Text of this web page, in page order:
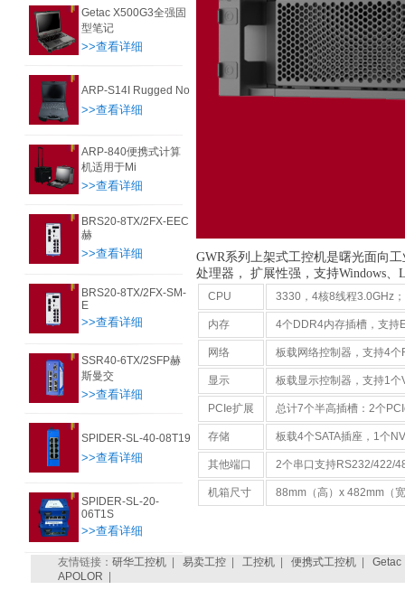
Getac X500G3全强固
型笔记
>>查看详细
ARP-S14I Rugged No
>>查看详细
ARP-840便携式计算
机适用于Mi
>>查看详细
BRS20-8TX/2FX-EEC
赫
>>查看详细
BRS20-8TX/2FX-SM-
E
>>查看详细
SSR40-6TX/2SFP赫
斯曼交
>>查看详细
SPIDER-SL-40-08T19
>>查看详细
SPIDER-SL-20-
06T1S
>>查看详细
GWR系列上架式工控机是曙光面向
处理器， 扩展性强，支持Windows
CPU 3330，4核8线程3.0GHz
内存 4个DDR4内存插槽，支持
网络 板载网络控制器，支持4个
显示 板载显示控制器，支持1
PCIe扩展 总计7个半高插槽：2个
存储 板载4个SATA插座，1个
其他端口 2个串口支持RS232/422/
机箱尺寸 88mm（高）x 482mm（
友情链接： 研华工控机| 易卖工控| 工控机| 便携式工控机| Getac
APOLOR